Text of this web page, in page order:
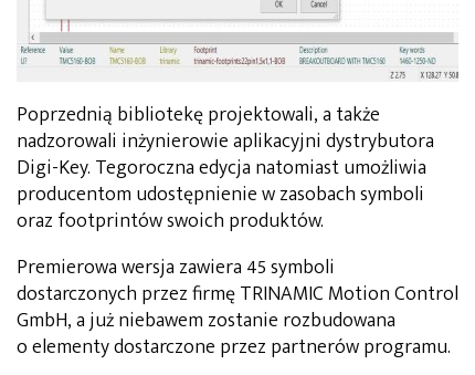
Poprzednią bibliotekę projektowali, a także
nadzorowali inżynierowie aplikacyjni dystrybutora
Digi-Key. Tegoroczna edycja natomiast umożliwia
producentom udostępnienie w zasobach symboli
oraz footprintów swoich produktów.
Premierowa wersja zawiera 45 symboli
dostarczonych przez firmę TRINAMIC Motion Control
GmbH, a już niebawem zostanie rozbudowana
o elementy dostarczone przez partnerów programu.